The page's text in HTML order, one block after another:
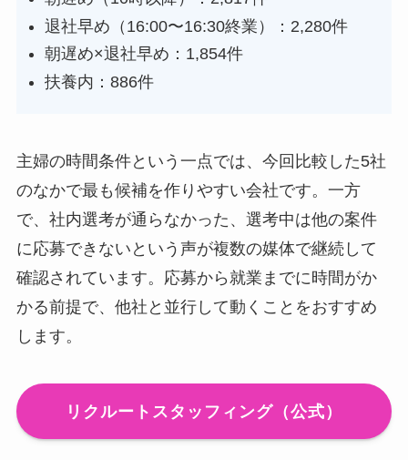
退社早め（16:00〜16:30終業）：2,280件
朝遅め×退社早め：1,854件
扶養内：886件
主婦の時間条件という一点では、今回比較した5社
のなかで最も候補を作りやすい会社です。一方
で、社内選考が通らなかった、選考中は他の案件
に応募できないという声が複数の媒体で継続して
確認されています。応募から就業までに時間がか
かる前提で、他社と並行して動くことをおすすめ
します。
リクルートスタッフィング（公式）